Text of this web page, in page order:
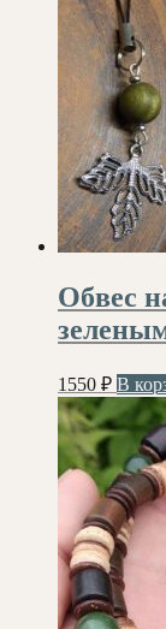
Обвес
1550 ₽ В